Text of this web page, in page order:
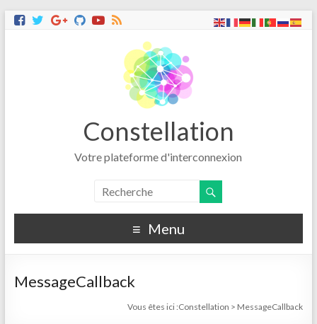
Constellation
Votre plateforme d'interconnexion
Menu
MessageCallback
Vous êtes ici :Constellation > MessageCallback